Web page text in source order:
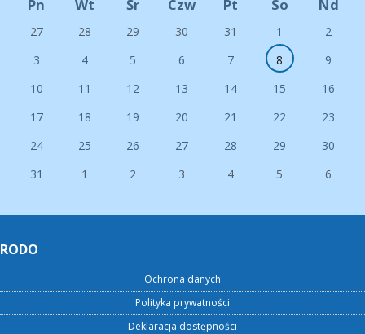
Pn Wt Śr Czw Pt So Nd
27 28 29 30 31 1
2
3
4 5 6 7 8
9
10
11 12 13 14 15
16
17
18 19 20 21 22
23
24
25 26 27 28 29
30
31
1 2 3 4 5 6
RODO
Ochrona danych
Polityka prywatności
Deklaracja dostępności